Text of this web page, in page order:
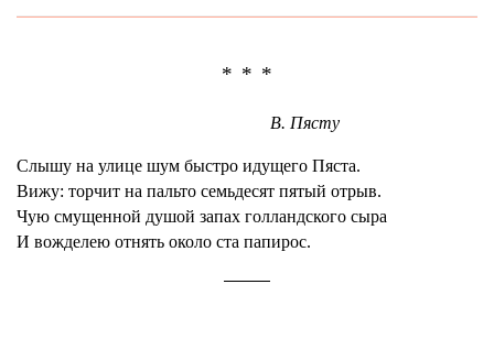
* * *
В. Пясту
Слышу на улице шум быстро идущего Пяста.
Вижу: торчит на пальто семьдесят пятый отрыв.
Чую смущенной душой запах голландского сыра
И вожделею отнять около ста папирос.